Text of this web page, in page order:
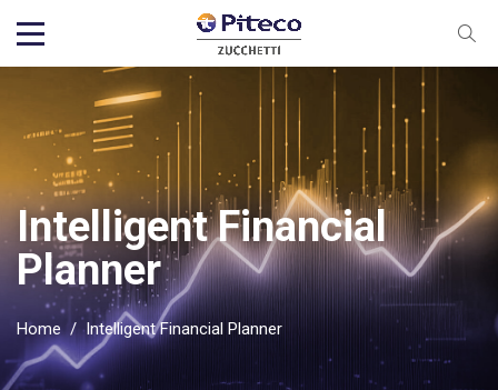
Intelligent Financial
Planner
Home / Intelligent Financial Planner